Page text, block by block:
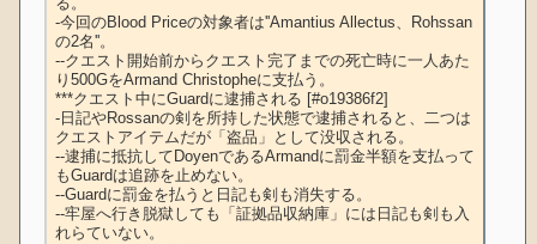
-今回のBlood Priceの対象者は''Amantius Allectus、Rohssan
の2名''。
--クエスト開始前からクエスト完了までの死亡時に一人あた
り500GをArmand Christopheに支払う。
***クエスト中にGuardに逮捕される [#o19386f2]
-日記やRossanの剣を所持した状態で逮捕されると、二つは
クエストアイテムだが「盗品」として没収される。
--逮捕に抵抗してDoyenであるArmandに罰金半額を支払って
もGuardは追跡を止めない。
--Guardに罰金を払うと日記も剣も消失する。
--牢屋へ行き脱獄しても「証拠品収納庫」には日記も剣も入
れらていない。